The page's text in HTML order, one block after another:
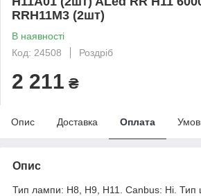
RRH11M3 (2шт)
В наявності
Код: 24508
Роздріб
2 211 ₴
Опис Доставка Оплата
Опис
Тип лампи: H8, H9, H11. Canbus: Ні. Тип